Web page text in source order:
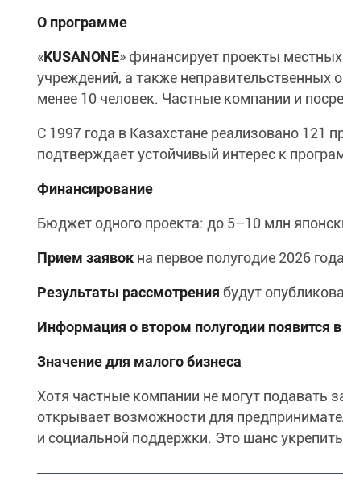
О программе
«KUSANONE» финансирует проекты
учреждений, а также
менее 10 человек. Частные компании и
С 1997 года в Казахстане реализовано
подтверждает устойчивый интерес к
Финансирование
Бюджет одного проекта: до 5–10 млн
Прием заявок на первое полугодие 2026
Результаты рассмотрения будут
Информация о втором полугодии появится
Значение для малого бизнеса
Хотя частные компании не могут подавать
открывает возможности для
и социальной поддержки. Это шанс